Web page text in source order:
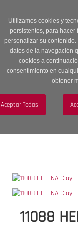
Utilizamos cookies y
persistentes, para hacer
personalizar su
datos de la navegación
cookies a
consentimiento en
obtener
descuento en
navigation
Menú
11088